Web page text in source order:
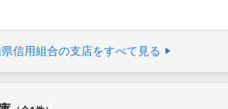
信用組合の支店をすべて見る